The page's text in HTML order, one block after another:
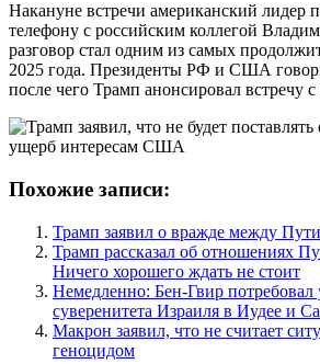
Накануне встречи американский лидер
телефону с российским коллегой
разговор стал одним из самых
2025 года. Президенты РФ и США
после чего Трамп анонсировал
Похожие записи:
Трамп заявил о вражде между
Трамп рассказал об отношениях
Ничего хорошего ждать не стоит
Немедленно: Бен-Гвир потребовал
суверенитета Израиля в Иудее и
Макрон заявил, что не считает
геноцидом